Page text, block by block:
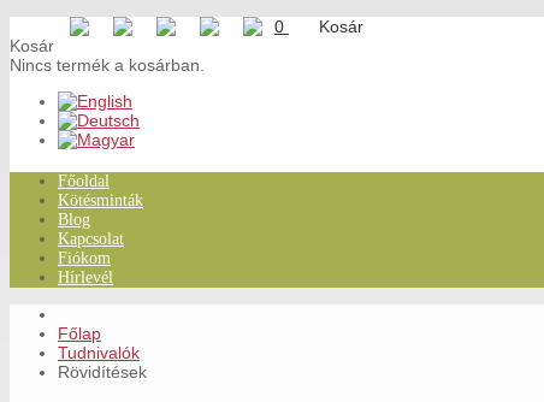
0
Kosár
Nincs termék a kosárban.
Főoldal
Kötésminták
Blog
Kapcsolat
Fiókom
Hírlevél
Főlap
Tudnivalók
Rövidítések